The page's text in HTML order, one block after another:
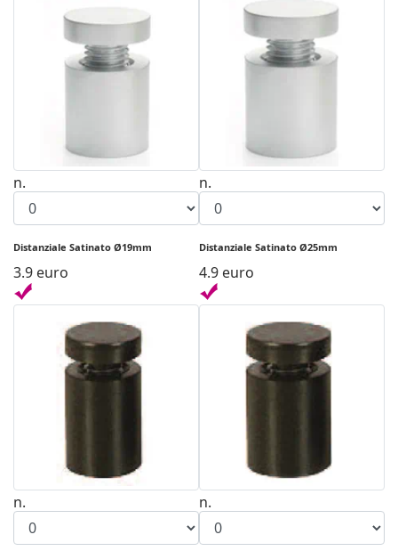
n.
Distanziale Satinato Ø19mm
3.9 euro
n.
Distanziale Satinato Ø25mm
4.9 euro
n. n.